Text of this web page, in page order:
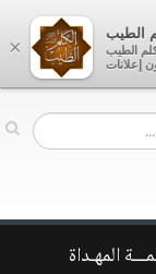
المهـداة
×
الطيب
الطيب
إعلانات